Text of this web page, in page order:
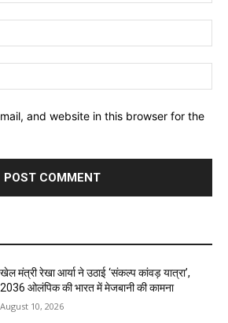
and website in this browser for the
खेल मंत्री रेखा आर्या ने उठाई ‘संकल्प कांवड़ यात्रा’,
2036 ओलंपिक की भारत में मेजबानी की कामना
August 10, 2026